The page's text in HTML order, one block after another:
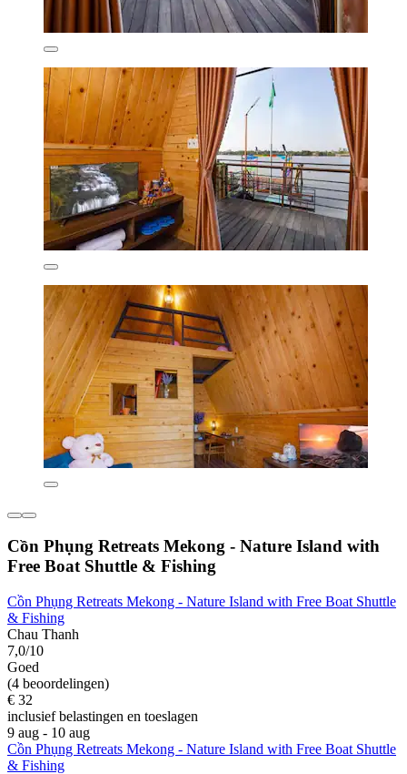
Cồn Phụng Retreats Mekong - Nature Island with
Free Boat Shuttle & Fishing
Cồn Phụng Retreats Mekong - Nature Island with Free Boat Shuttle
& Fishing
Chau Thanh
7,0/10
Goed
(4 beoordelingen)
€ 32
inclusief belastingen en toeslagen
9 aug - 10 aug
Cồn Phụng Retreats Mekong - Nature Island with Free Boat Shuttle
& Fishing